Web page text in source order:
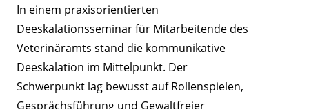
In einem praxisorientierten
Deeskalationsseminar für Mitarbeitende des
Veterinäramts stand die kommunikative
Deeskalation im Mittelpunkt. Der
Schwerpunkt lag bewusst auf Rollenspielen,
Gesprächsführung und Gewaltfreier